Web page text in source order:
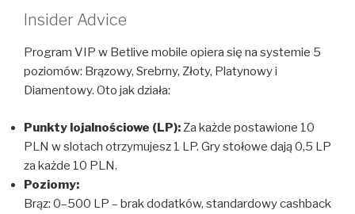
Insider Advice
Program VIP w Betlive mobile opiera się na systemie 5
poziomów: Brązowy, Srebrny, Złoty, Platynowy i
Diamentowy. Oto jak działa:
Punkty lojalnościowe (LP):Za każde postawione 10
PLN w slotach otrzymujesz 1 LP. Gry stołowe dają 0,5 LP
za każde 10 PLN.
Poziomy:
Brąz: 0–500 LP – brak dodatków, standardowy cashback